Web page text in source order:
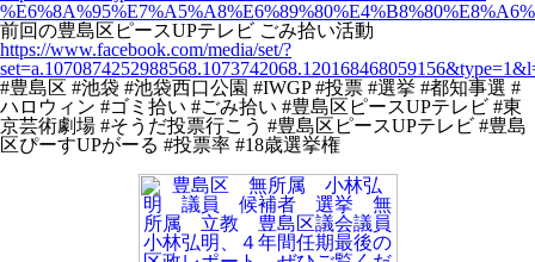
前回の豊島区ピースUPテレビ ごみ拾い活動
https://www.facebook.com/media/set/?
#豊島区 #池袋 #池袋西口公園 #IWGP #投票 #選挙 #都知事選 #
ハロウィン #ゴミ拾い #ごみ拾い #豊島区ピースUPテレビ #東
京芸術劇場 #そうだ投票行こう #豊島区ピースUPテレビ #豊島
区ぴーすUPがーる #投票率 #18歳選挙権